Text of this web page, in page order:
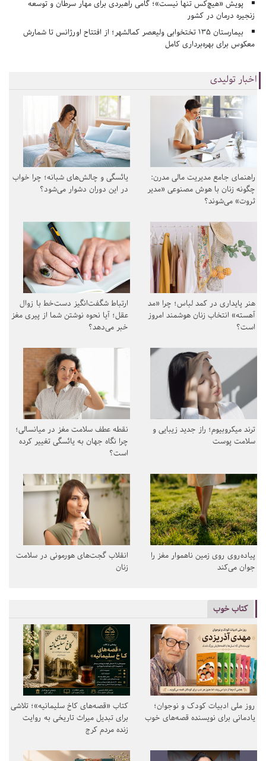
پویش «هیچ‌کس تنها نیست»؛ گامی راهبردی برای مهار سرطان و توسعه
زنجیره درمان در کشور
بیمارستان ۱۳۵ تختخوابی ولیعصر کمالشهر؛ از افتتاح اورژانس تا شمارش
معکوس برای بهره‌برداری کامل
اخبار تولیدی
راهنمای جامع مدیریت مالی مدرن:
چگونه زنان با هوش مصنوعی «مدیر
ثروت» می‌شوند؟
یائسگی و چالش‌های شبانه؛ چرا خواب
در این دوران دشوار می‌شود؟
هنر پایداری در کمد لباس؛ چرا «مد
آهسته» انتخاب زنان هوشمند امروز
است؟
ارتباط شگفت‌انگیز دست‌خط با زوال
عقل؛ آیا نحوه نوشتن شما از پیری مغز
خبر می‌دهد؟
ترند میکروبیوم؛ راز جدید زیبایی و
سلامت پوست
نقطه عطف سلامت مغز در میانسالی؛
چرا نگاه جهان به یائسگی تغییر کرده
است؟
پیاده‌روی روی زمین ناهموار مغز را
جوان می‌کند
انقلاب گجت‌های هورمونی در سلامت
زنان
کتاب خوب
روز ملی ادبیات کودک و نوجوان؛
یادمانی برای نویسنده قصه‌های خوب
کتاب «قصه‌های کاخ سلیمانیه»؛ تلاشی
برای تبدیل میراث تاریخی به روایت
زنده مردم کرج